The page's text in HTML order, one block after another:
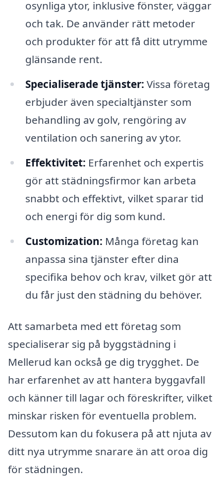
osynliga ytor, inklusive fönster, väggar
och tak. De använder rätt metoder
och produkter för att få ditt utrymme
glänsande rent.
Specialiserade tjänster: Vissa företag
erbjuder även specialtjänster som
behandling av golv, rengöring av
ventilation och sanering av ytor.
Effektivitet: Erfarenhet och expertis
gör att städningsfirmor kan arbeta
snabbt och effektivt, vilket sparar tid
och energi för dig som kund.
Customization: Många företag kan
anpassa sina tjänster efter dina
specifika behov och krav, vilket gör att
du får just den städning du behöver.
Att samarbeta med ett företag som
specialiserar sig på byggstädning i
Mellerud kan också ge dig trygghet. De
har erfarenhet av att hantera byggavfall
och känner till lagar och föreskrifter, vilket
minskar risken för eventuella problem.
Dessutom kan du fokusera på att njuta av
ditt nya utrymme snarare än att oroa dig
för städningen.